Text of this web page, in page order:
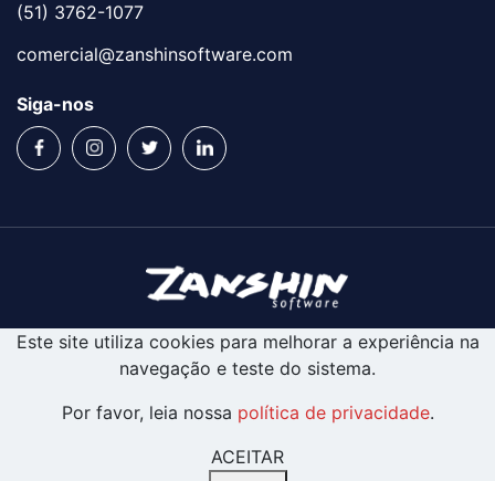
(51) 3762-1077
comercial@zanshinsoftware.com
Siga-nos
Este site utiliza cookies para melhorar a experiência na
navegação e teste do sistema.
Por favor, leia nossa política de privacidade.
ACEITAR